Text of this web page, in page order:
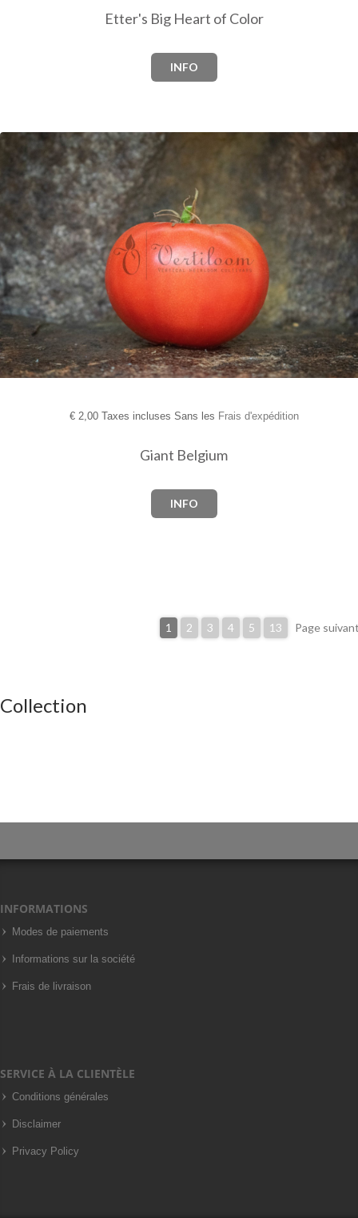
Etter's Big Heart of Color
INFO
€2,00 Taxes incluses Sans les Frais d'expédition
Giant Belgium
INFO
1 2 3 4 5 13 Page
Collection
INFORMATIONS
Modes de paiements
Informations sur la société
Frais de livraison
SERVICE À LA CLIENTÈLE
Conditions générales
Disclaimer
Privacy Policy